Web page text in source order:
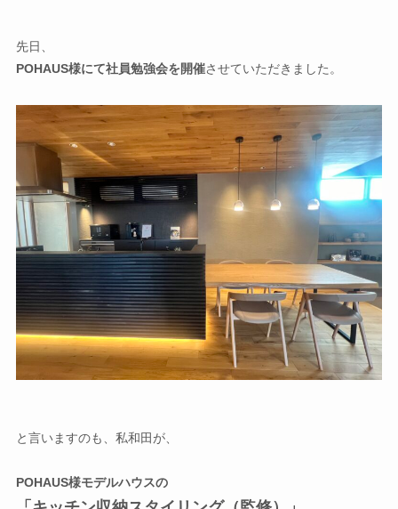
先日、
POHAUS様にて社員勉強会を開催させていただきました。
と言いますのも、私和田が、
POHAUS様モデルハウスの